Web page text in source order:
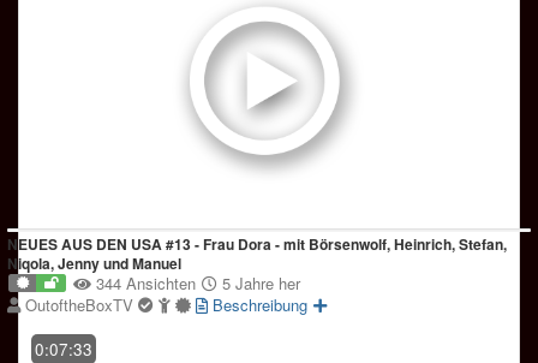
NEUES AUS DEN USA #13 - Frau Dora - mit Börsenwolf, Heinrich, Stefan,
Niqola, Jenny und Manuel
344 Ansichten
5 Jahre her
OutoftheBoxTV
Beschreibung
0:07:33